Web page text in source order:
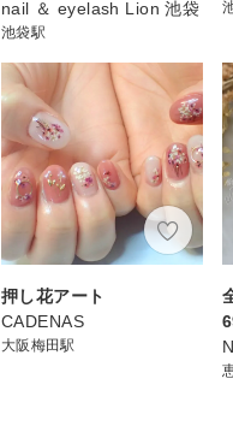
nail ＆ eyelash Lion 池袋
池袋駅
押し花アート
CADENAS
大阪梅田駅